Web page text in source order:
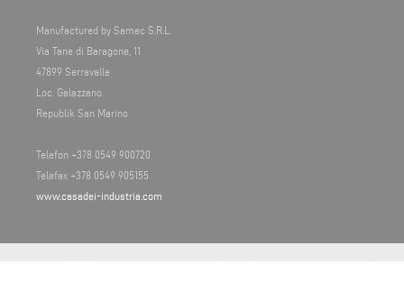
Manufactured by Samec S.R.L.
Via Tane di Baragone, 11
47899 Serravalle
Loc. Galazzano
Republik San Marino
Telefon +378 0549 900720
Telefax +378 0549 905155
www.casadei-industria.com